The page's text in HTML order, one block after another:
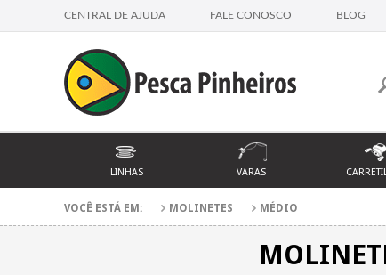
CENTRAL DE AJUDA FALE CONOSCO BLOG
LINHAS VARAS
VOCÊ ESTÁ EM: MOLINETES MÉDIO